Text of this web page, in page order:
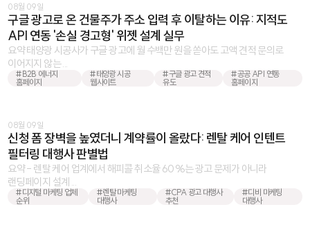
08월 09일
구글 광고로 온 건물주가 주소 입력 후 이탈하는 이유: 지적도
API 연동 '손실 경고형' 위젯 설계 실무
요약 태양광 시공사가 구글 광고에 월 수백만 원을 쏟아도 고액 견적 문의로
이어지지 않는 ...
#B2B 에너지
홈페이지
#태양광 시공
웹사이트
#구글 광고 견적
유도
#공공 API 연동
홈페이지
08월 09일
신청 폼 장벽을 높였더니 계약률이 올랐다: 렌탈 케어 인텐트
필터링 대행사 판별법
요약 - 렌탈 케어 업계에서 해피콜 취소율 60%는 광고 문제가 아니라
랜딩페이지 설계 ...
#디지털 마케팅 업체
순위
#렌탈 마케팅
대행사
#CPA 광고 대행사
추천
#디비 마케팅
대행사